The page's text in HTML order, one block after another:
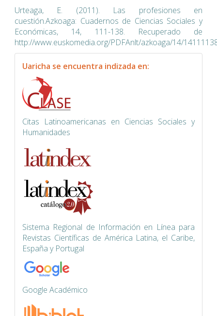
Urteaga, E. (2011). Las profesiones en
cuestión.Azkoaga: Cuadernos de Ciencias Sociales y
Económicas, 14, 111-138. Recuperado de
http://www.euskomedia.org/PDFAnlt/azkoaga/14/
indexacion
Uaricha se encuentra indizada en:
Citas Latinoamericanas en Ciencias Sociales y
Humanidades
Sistema Regional de Información en Línea para
Revistas Científicas de América Latina, el Caribe,
España y Portugal
Google Académico